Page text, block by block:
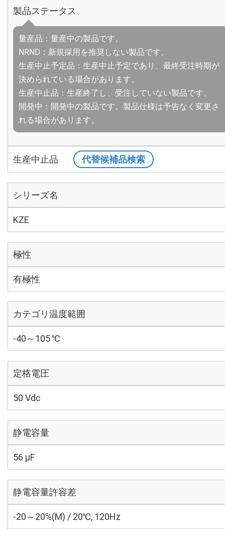
製品ステータス
量産品：量産中の製品です。
NRND：新規採用を推奨しない製品です。
生産中止予定品：生産中止予定であり、最終受注時期が
決められている場合があります。
生産中止品：生産終了し、受注していない製品です。
開発中：開発中の製品です。製品仕様は予告なく変更さ
れる場合があります。
生産中止品 代替候補品検索
シリーズ名
KZE
極性
有極性
カテゴリ温度範囲
-40～105 ℃
定格電圧
50 Vdc
静電容量
56 µF
静電容量許容差
-20～20%(M) / 20℃, 120Hz